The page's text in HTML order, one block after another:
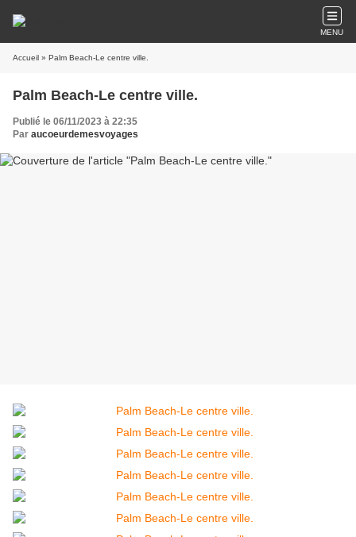
MENU
Accueil » Palm Beach-Le centre ville.
Palm Beach-Le centre ville.
Publié le 06/11/2023 à 22:35
Par aucoeurdemesvoyages